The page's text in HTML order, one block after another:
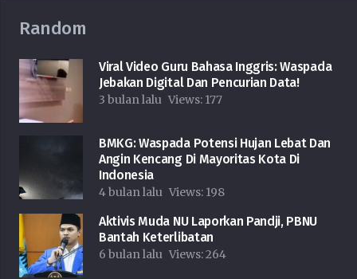
Random
Viral Video Guru Bahasa Inggris: Waspada
Jebakan Digital Dan Pencurian Data!
3 bulan lalu Views: 177
BMKG: Waspada Potensi Hujan Lebat Dan
Angin Kencang Di Mayoritas Kota Di
Indonesia
4 bulan lalu Views: 198
Aktivis Muda NU Laporkan Pandji, PBNU
Bantah Keterlibatan
6 bulan lalu Views:264